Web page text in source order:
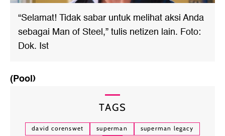
“Selamat! Tidak sabar untuk melihat aksi Anda
sebagai Man of Steel,” tulis netizen lain. Foto:
Dok. Ist
(Pool)
TAGS
david corenswet superman
superman legacy